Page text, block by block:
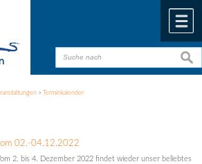
> Terminkalender
02.-04.12.2022
2. bis 4. Dezember 2022 findet wieder unser beliebtes